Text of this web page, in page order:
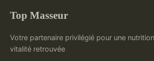
Top Masseur
Votre partenaire privilégié pour une
vitalité retrouvée